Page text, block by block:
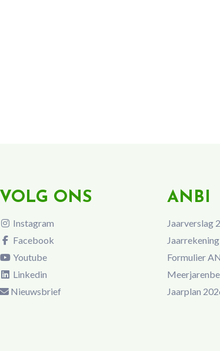
VOLG ONS
Instagram
Facebook
Youtube
Linkedin
Nieuwsbrief
ANBI
Jaarverslag
Formulier
Jaarplan